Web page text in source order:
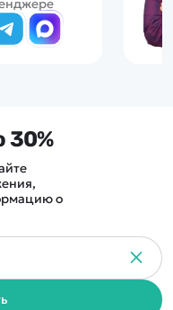
30%
о